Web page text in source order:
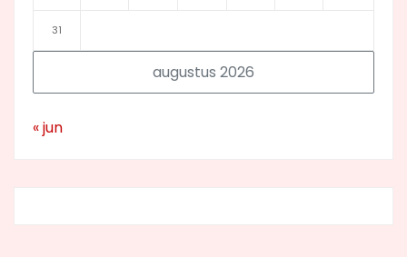
augustus 2026
31
« jun